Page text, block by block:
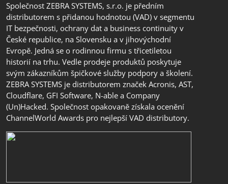
Společnost ZEBRA SYSTEMS, s.r.o. je předním
distributorem s přidanou hodnotou (VAD) v segmentu
IT bezpečnosti, ochrany dat a business continuity v
České republice, na Slovensku a v jihovýchodní
Evropě. Jedná se o rodinnou firmu s třicetiletou
historií na trhu. Vedle prodeje produktů poskytuje
svým zákazníkům špičkové služby podpory a školení.
ZEBRA SYSTEMS je distributorem značek Acronis, AST,
Cloudflare, GFI Software, N-able a Company
(Un)Hacked. Společnost opakovaně získala ocenění
ChannelWorld Awards pro nejlepší VAD distributory.